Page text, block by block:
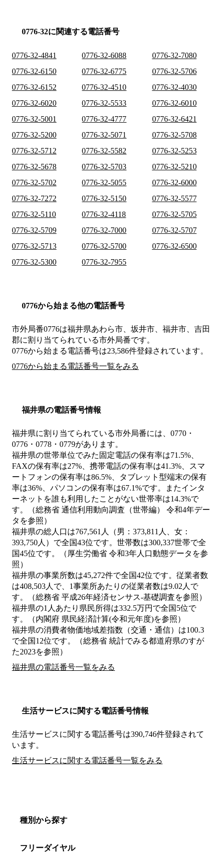
0776-32に関連する電話番号
0776-32-4841 0776-32-6088
0776-32-7080
0776-32-6150
0776-32-6775
0776-32-5706
0776-32-6152
0776-32-4510
0776-32-4030
0776-32-6020
0776-32-5533
0776-32-6010
0776-32-5001
0776-32-4777
0776-32-6421
0776-32-5200
0776-32-5071
0776-32-5708
0776-32-5712
0776-32-5582
0776-32-5253
0776-32-5678
0776-32-5703
0776-32-5210
0776-32-5702
0776-32-5055
0776-32-6000
0776-32-7272
0776-32-5150
0776-32-5577
0776-32-5110
0776-32-4118
0776-32-5705
0776-32-5709
0776-32-7000
0776-32-5707
0776-32-5713
0776-32-5700
0776-32-6500
0776-32-5300
0776-32-7955
0776から始まる他の電話番号
市外局番0776は福井県あわら市、坂井市、福井市、吉田
郡に割り当てられている市外局番です。
0776から始まる電話番号は23,586件登録されています。
0776から始まる電話番号一覧をみる
福井県の電話番号情報
福井県に割り当てられている市外局番には、0770・
0776・0778・0779があります。
福井県の世帯単位でみた固定電話の保有率は71.5%、
FAXの保有率は27%、携帯電話の保有率は41.3%、スマ
ートフォンの保有率は86.5%、タブレット型端末の保有
率は36%、パソコンの保有率は67.1%です。またインタ
ーネットを誰も利用したことがない世帯率は14.3%で
す。（総務省 通信利用動向調査（世帯編） 令和4年デー
タを参照）
福井県の総人口は767,561人（男：373,811人、女：
393,750人）で全国43位です。世帯数は300,337世帯で全
国45位です。（厚生労働省 令和3年人口動態データを参
照）
福井県の事業所数は45,272件で全国42位です。従業者数
は408,503人で、1事業所あたりの従業者数は9.02人で
す。（総務省 平成26年経済センサス‐基礎調査を参照）
福井県の1人あたり県民所得は332.5万円で全国5位で
す。（内閣府 県民経済計算(令和元年度)を参照）
福井県の消費者物価地域差指数（交通・通信）は100.3
で全国12位です。（総務省 統計でみる都道府県のすが
た2023を参照）
福井県の電話番号一覧をみる
生活サービスに関する電話番号情報
生活サービスに関する電話番号は390,746件登録されて
います。
生活サービスに関する電話番号一覧をみる
種別から探す
フリーダイヤル